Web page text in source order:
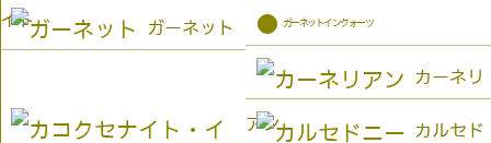
イト ガーネット ● ガーネットインクォーツ
カーネリ
アン カルセド